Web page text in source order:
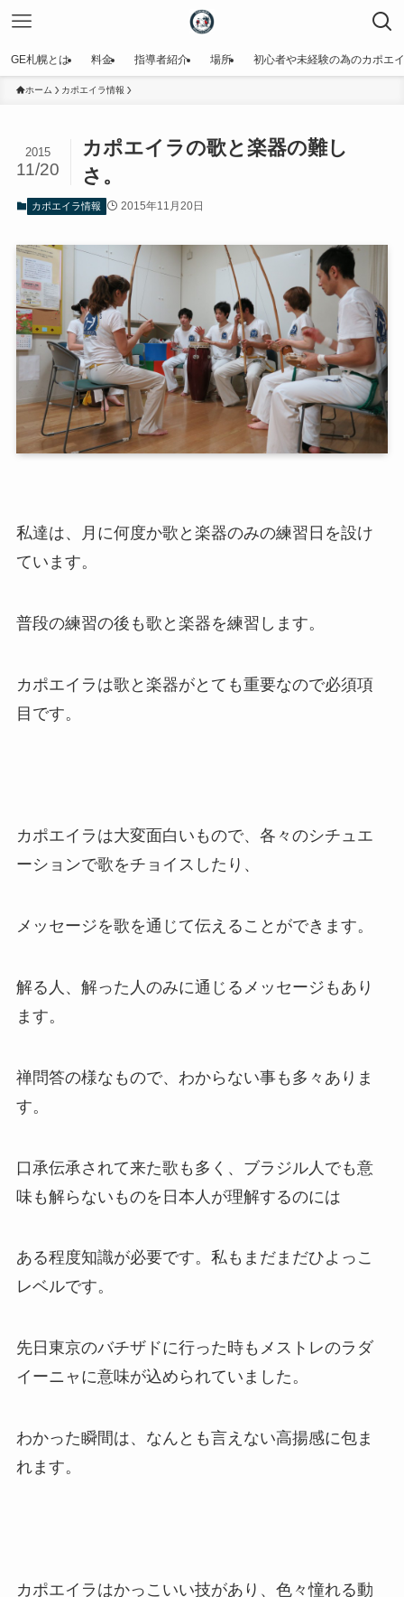
GE札幌とは 料金 指導者紹介 場所 初心者や未経験の為のカポエ
ホーム カポエイラ情報
カポエイラの歌と楽器の難し
さ。
2015
11/20
カポエイラ情報 2015年11月20日
私達は、月に何度か歌と楽器のみの練習日を設け
ています。
普段の練習の後も歌と楽器を練習します。
カポエイラは歌と楽器がとても重要なので必須項
目です。
カポエイラは大変面白いもので、各々のシチュエ
ーションで歌をチョイスしたり、
メッセージを歌を通じて伝えることができます。
解る人、解った人のみに通じるメッセージもあり
ます。
禅問答の様なもので、わからない事も多々ありま
す。
口承伝承されて来た歌も多く、ブラジル人でも意
味も解らないものを日本人が理解するのには
ある程度知識が必要です。私もまだまだひよっこ
レベルです。
先日東京のバチザドに行った時もメストレのラダ
イーニャに意味が込められていました。
わかった瞬間は、なんとも言えない高揚感に包ま
れます。
カポエイラはかっこいい技があり、色々憧れる動